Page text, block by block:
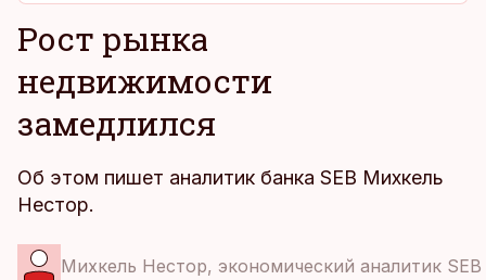
Рост рынка
недвижимости
замедлился
Об этом пишет аналитик банка SEB Михкель
Нестор.
Михкель Нестор, экономический аналитик SEB